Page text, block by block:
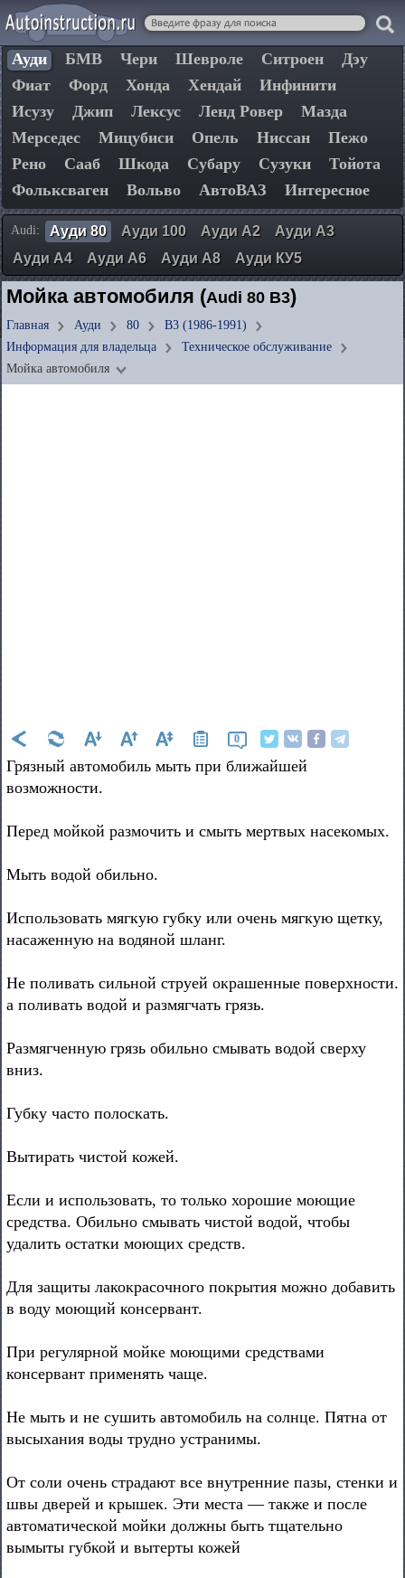
Ауди БМВ Чери Шевроле Ситроен
Дэу
Фиат
Форд Хонда Хендай
Инфинити
Исузу
Джип Лексус Ленд Ровер
Мазда
Мерседес
Мицубиси Опель Ниссан
Пежо
Рено
Сааб Шкода Субару Сузуки
Тойота
Фольксваген
Вольво АвтоВАЗ Интересное
Audi: Ауди 80 Ауди 100 Ауди А2
Ауди А3
Ауди А4
Ауди А6 Ауди А8 Ауди КУ5
Мойка автомобиля (Audi 80 B3)
Главная Ауди 80
B3 (1986-1991)
Информация для владельца
Техническое обслуживание
Мойка автомобиля
0
Грязный автомобиль мыть при ближайшей
возможности.
Перед мойкой размочить и смыть мертвых насекомых.
Мыть водой обильно.
Использовать мягкую губку или очень мягкую щетку,
насаженную на водяной шланг.
Не поливать сильной струей окрашенные поверхности.
а поливать водой и размягчать грязь.
Размягченную грязь обильно смывать водой сверху
вниз.
Губку часто полоскать.
Вытирать чистой кожей.
Если и использовать, то только хорошие моющие
средства. Обильно смывать чистой водой, чтобы
удалить остатки моющих средств.
Для защиты лакокрасочного покрытия можно добавить
в воду моющий консервант.
При регулярной мойке моющими средствами
консервант применять чаще.
Не мыть и не сушить автомобиль на солнце. Пятна от
высыхания воды трудно устранимы.
От соли очень страдают все внутренние пазы, стенки и
швы дверей и крышек. Эти места — также и после
автоматической мойки должны быть тщательно
вымыты губкой и вытерты кожей